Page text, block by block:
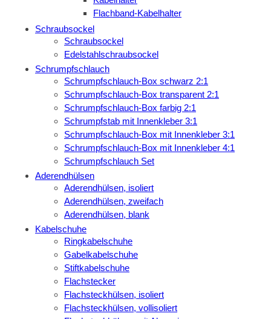
Flachband-Kabelhalter
Schraubsockel
Schraubsockel
Edelstahlschraubsockel
Schrumpfschlauch
Schrumpfschlauch-Box schwarz 2:1
Schrumpfschlauch-Box transparent 2:1
Schrumpfschlauch-Box farbig 2:1
Schrumpfstab mit Innenkleber 3:1
Schrumpfschlauch-Box mit Innenkleber 3:1
Schrumpfschlauch-Box mit Innenkleber 4:1
Schrumpfschlauch Set
Aderendhülsen
Aderendhülsen, isoliert
Aderendhülsen, zweifach
Aderendhülsen, blank
Kabelschuhe
Ringkabelschuhe
Gabelkabelschuhe
Stiftkabelschuhe
Flachstecker
Flachsteckhülsen, isoliert
Flachsteckhülsen, vollisoliert